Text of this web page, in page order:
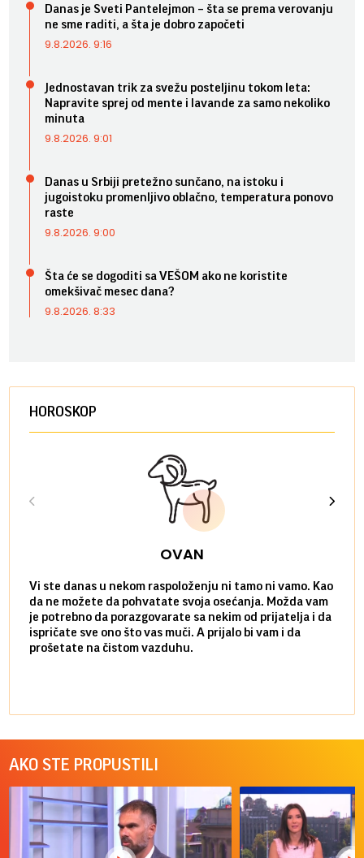
Danas je Sveti Pantelejmon – šta se prema verovanju
ne sme raditi, a šta je dobro započeti
9.8.2026. 9:16
Jednostavan trik za svežu posteljinu tokom leta:
Napravite sprej od mente i lavande za samo nekoliko
minuta
9.8.2026. 9:01
Danas u Srbiji pretežno sunčano, na istoku i
jugoistoku promenljivo oblačno, temperatura ponovo
raste
9.8.2026. 9:00
Šta će se dogoditi sa VEŠOM ako ne koristite
omekšivač mesec dana?
9.8.2026. 8:33
HOROSKOP
OVAN
Vi ste danas u nekom raspoloženju ni tamo ni vamo. Kao
da ne možete da pohvatate svoja osećanja. Možda vam
je potrebno da porazgovarate sa nekim od prijatelja i da
ispričate sve ono što vas muči. A prijalo bi vam i da
prošetate na čistom vazduhu.
AKO STE PROPUSTILI